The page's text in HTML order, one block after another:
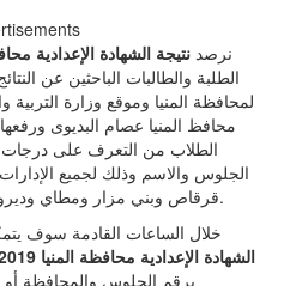
نرصد نتيجة الشهادة الإعدادية محافظة
الطلبة والطالبات الباحثين عن
لمحافظة المنيا وموقع وزارة
محافظ المنيا عصام البديوى
الطلاب من التعرف على
الجلوس والاسم وذلك لجميع
قرقاص وبني مزار ومطاي وديروط وأسيوط وغيرها من المديريات.
خلال الساعات القادمة سوف
الشهادة الإعدادية محافظة المنيا 2019
برقم الجلوس والمحافظة